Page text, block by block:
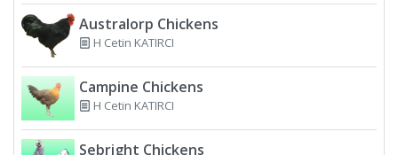
Australorp Chickens
H Cetin KATIRCI
Campine Chickens
H Cetin KATIRCI
Sebright Chickens